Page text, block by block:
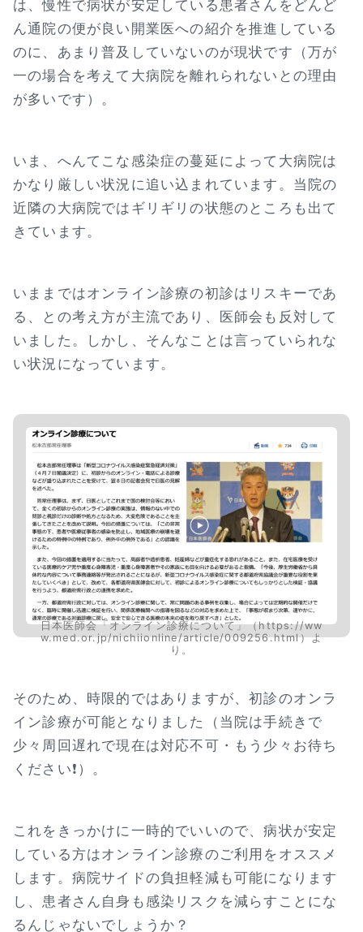
は、慢性で病状が安定している患者さんをどんど
ん通院の便が良い開業医への紹介を推進している
のに、あまり普及していないのが現状です（万が
一の場合を考えて大病院を離れられないとの理由
が多いです）。
いま、へんてこな感染症の蔓延によって大病院は
かなり厳しい状況に追い込まれています。当院の
近隣の大病院ではギリギリの状態のところも出て
きています。
いままではオンライン診療の初診はリスキーであ
る、との考え方が主流であり、医師会も反対して
いました。しかし、そんなことは言っていられな
い状況になっています。
日本医師会「オンライン診療について」（https://ww
w.med.or.jp/nichiionline/article/009256.html）よ
り。
そのため、時限的ではありますが、初診のオンラ
イン診療が可能となりました（当院は手続きで
少々周回遅れで現在は対応不可・もう少々お待ち
ください❗）。
これをきっかけに一時的でいいので、病状が安定
している方はオンライン診療のご利用をオススメ
します。病院サイドの負担軽減も可能になります
し、患者さん自身も感染リスクを減らすことにな
るんじゃないでしょうか？